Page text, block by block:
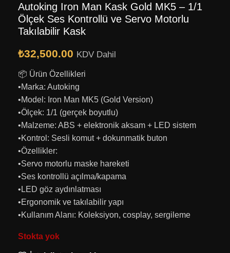
Autoking Iron Man Kask Gold MK5 – 1/1
Ölçek Ses Kontrollü ve Servo Motorlu
Takılabilir Kask
₺32,500.00 KDV Dahil
📦 Ürün Özellikleri
•Marka: Autoking
•Model: Iron Man MK5 (Gold Version)
•Ölçek: 1/1 (gerçek boyutlu)
•Malzeme: ABS + elektronik aksam + LED sistem
•Kontrol: Sesli komut + dokunmatik buton
•Özellikler:
•Servo motorlu maske hareketi
•Ses kontrollü açılma/kapama
•LED göz aydınlatması
•Ergonomik ve takılabilir yapı
•Kullanım Alanı: Koleksiyon, cosplay, sergileme
Stokta yok